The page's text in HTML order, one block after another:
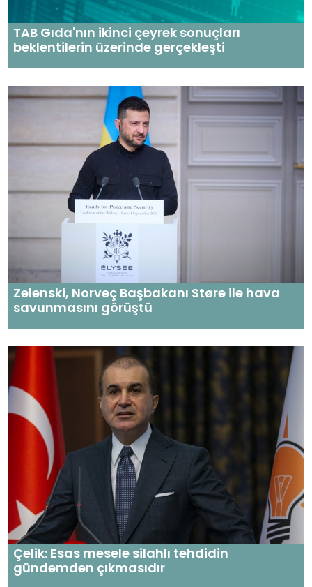
TAB Gıda'nın ikinci çeyrek sonuçları
beklentilerin üzerinde gerçekleşti
Zelenski, Norveç Başbakanı Støre ile hava
savunmasını görüştü
Çelik: Esas mesele silahlı tehdidin
gündemden çıkmasıdır